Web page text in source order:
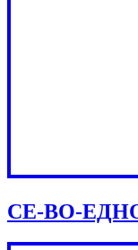
СЕ-ВО-